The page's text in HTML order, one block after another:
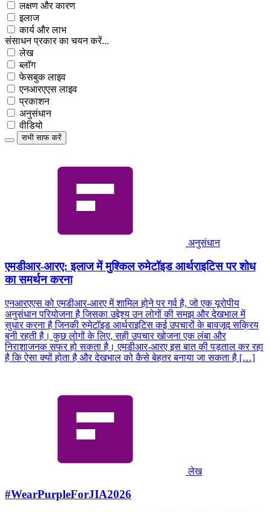
लक्षण और कारण
इलाज
कार्य और लाभ
संसाधन प्रकार का चयन करें...
लेख
ब्लॉग
फेसबुक लाइव
एनआरएएस लाइव
प्रकाशन
अनुसंधान
वीडियो
सभी साफ करें
अनुसंधान
एमडीआर-आरए: इलाज में मुश्किल रुमेटॉइड आर्थराइटिस पर शोध
का समर्थन करना
एनआरएएस को एमडीआर-आरए में शामिल होने पर गर्व है, जो एक यूरोपीय
अनुसंधान परियोजना है जिसका उद्देश्य उन लोगों की समझ और देखभाल में
सुधार करना है जिनकी रुमेटॉइड आर्थराइटिस कई उपचारों के बावजूद सक्रिय
बनी रहती है। कुछ लोगों के लिए, सही उपचार खोजना एक लंबा और
निराशाजनक सफर हो सकता है। एमडीआर-आरए इस बात की पड़ताल कर रहा
है कि ऐसा क्यों होता है और देखभाल को कैसे बेहतर बनाया जा सकता है […]
लेख
#WearPurpleForJIA2026